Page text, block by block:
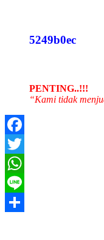
5249b0ec
PENTING..!!!
“Kami tidak
Facebook
Twitter
WhatsApp
Line